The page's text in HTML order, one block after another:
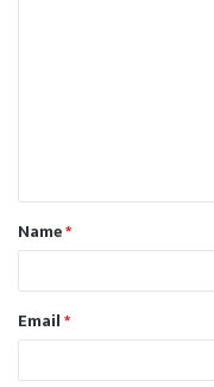
t
*Name*
Email*